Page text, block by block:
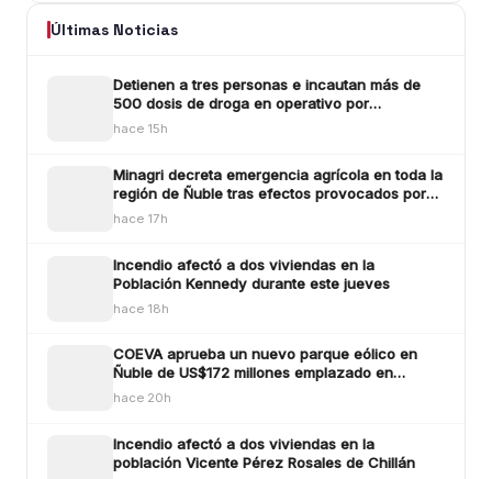
Últimas Noticias
Detienen a tres personas e incautan más de
500 dosis de droga en operativo por
microtráfico en Bulne
hace 15h
Minagri decreta emergencia agrícola en toda la
región de Ñuble tras efectos provocados por
los sistemas frontlaes
hace 17h
Incendio afectó a dos viviendas en la
Población Kennedy durante este jueves
hace 18h
COEVA aprueba un nuevo parque eólico en
Ñuble de US$172 millones emplazado en
Ñiquén y San Carlos
hace 20h
Incendio afectó a dos viviendas en la
población Vicente Pérez Rosales de Chillán